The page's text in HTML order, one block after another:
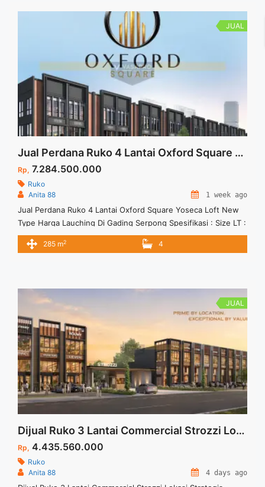
JUAL
Jual Perdana Ruko 4 Lantai Oxford Square Yoseca Loft New Type Harga Lauching Di Gading Serpong
Rp, 7.284.500.000
Ruko
Anita 88
1 week ago
Jual Perdana Ruko 4 Lantai Oxford Square Yoseca Loft New
Type Harga Lauching Di Gading Serpong Spesifikasi : Size LT :
85 M2 Size LB : 285 M2 Type : Hoek Floor : 4 Lantai BAST :
24 Bulan Produk Indent Stock Terbatas dan Lokasi Strategis di
Yoseca Loft New Type Harga Lauching Di Gading Serpong"
class="read-more" href="https://vasapro.com/property/jual-
perdana-ruko-4-lantai-oxford-square-yoseca-loft-new-type-
harga-lauching-di-gading-serpong/" aria-label="Read more
about Jual Perdana Ruko 4 Lantai Oxford Square Yoseca Loft
New Type Harga Lauching Di Gading Serpong">Read
more</a>
285 m2 4
JUAL
Dijual Ruko 3 Lantai Commercial Strozzi Lokasi Strategis Cocok Untuk Semua Usaha Harga Launching Gading Serpong
Rp, 4.435.560.000
Ruko
Anita 88
4 days ago